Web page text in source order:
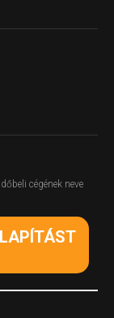
cégének neve